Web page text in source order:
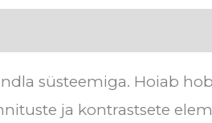
süsteemiga. Hoiab
ja kontrastsete